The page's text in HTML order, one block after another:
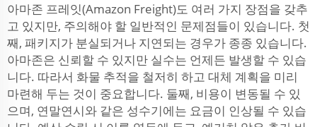
아마존 프레잇(Amazon Freight)도 여러 가지 장점을 갖추
고 있지만, 주의해야 할 일반적인 문제점들이 있습니다. 첫
째, 패키지가 분실되거나 지연되는 경우가 종종 있습니다.
아마존은 신뢰할 수 있지만 실수는 언제든 발생할 수 있습
니다. 따라서 화물 추적을 철저히 하고 대체 계획을 미리
마련해 두는 것이 중요합니다. 둘째, 비용이 변동될 수 있
으며, 연말연시와 같은 성수기에는 요금이 인상될 수 있습